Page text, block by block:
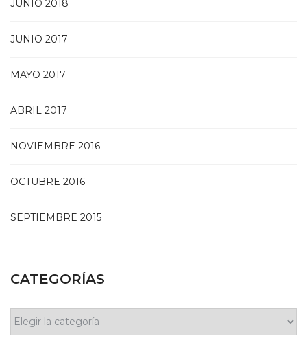
JUNIO 2018
JUNIO 2017
MAYO 2017
ABRIL 2017
NOVIEMBRE 2016
OCTUBRE 2016
SEPTIEMBRE 2015
CATEGORÍAS